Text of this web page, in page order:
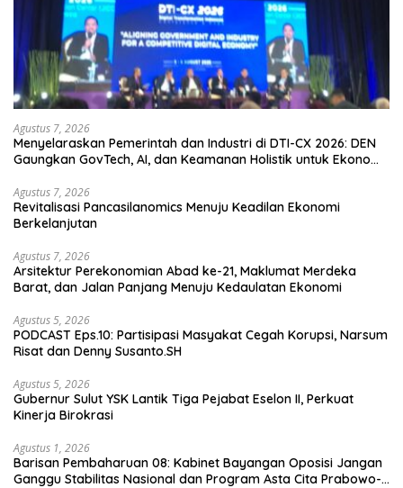
Agustus 7, 2026
Menyelaraskan Pemerintah dan Industri di DTI-CX 2026: DEN
Gaungkan GovTech, AI, dan Keamanan Holistik untuk Ekonomi
Agustus 7, 2026
Revitalisasi Pancasilanomics Menuju Keadilan Ekonomi
Berkelanjutan
Agustus 7, 2026
Arsitektur Perekonomian Abad ke-21, Maklumat Merdeka
Barat, dan Jalan Panjang Menuju Kedaulatan Ekonomi
Agustus 5, 2026
PODCAST Eps.10: Partisipasi Masyakat Cegah Korupsi, Narsum
Risat dan Denny Susanto.SH
Agustus 5, 2026
Gubernur Sulut YSK Lantik Tiga Pejabat Eselon II, Perkuat
Kinerja Birokrasi
Agustus 1, 2026
Barisan Pembaharuan 08: Kabinet Bayangan Oposisi Jangan
Ganggu Stabilitas Nasional dan Program Asta Cita Prabowo-